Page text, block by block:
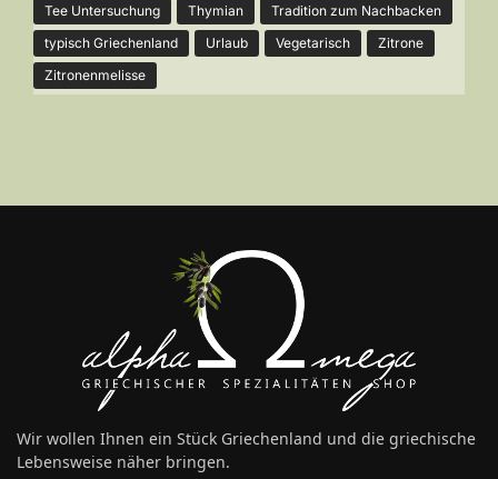
Tee Untersuchung
Thymian
Tradition zum Nachbacken
typisch Griechenland
Urlaub Vegetarisch
Zitrone
Zitronenmelisse
Wir wollen Ihnen ein Stück Griechenland und die griechische
Lebensweise näher bringen.